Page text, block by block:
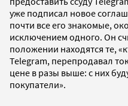
уже подписал новое
почти все его знакомые,
исключением одного. Он
положении находятся те,
Telegram, перепродавал
цене в разы выше: с них
покупатели».